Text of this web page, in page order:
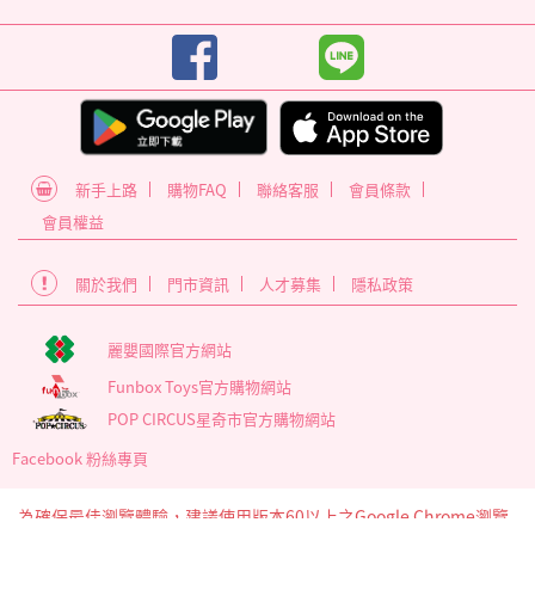
新手上路 購物FAQ 聯絡客服
會員條款
會員權益
關於我們 門市資訊 人才募集 隱私政策
麗嬰國際官方網站
Funbox Toys官方購物網站
POP CIRCUS星奇市官方購物網站
Facebook 粉絲專頁
為確保最佳瀏覽體驗，建議使用版本60以上之Google Chrome瀏覽